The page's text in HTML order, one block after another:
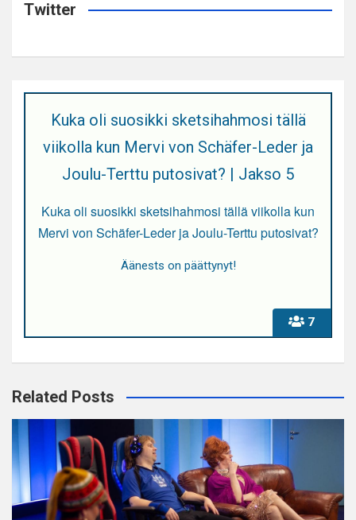
Twitter
7
Kuka oli suosikki sketsihahmosi tällä
viikolla kun Mervi von Schäfer-Leder ja
Joulu-Terttu putosivat? | Jakso 5
Kuka oli suosikki sketsihahmosi tällä viikolla kun
Mervi von Schäfer-Leder ja Joulu-Terttu putosivat?
Äänests on päättynyt!
Related Posts